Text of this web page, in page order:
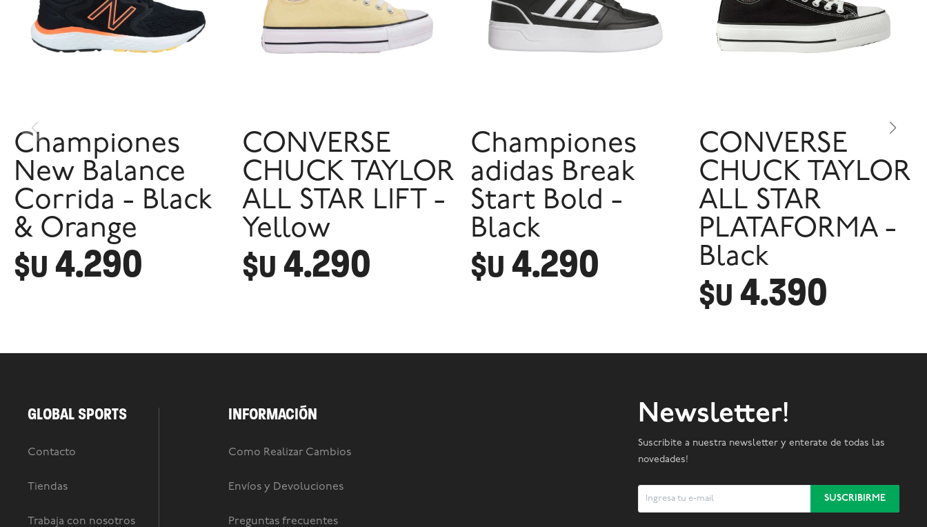
Championes
New Balance
Corrida - Black
& Orange
$U 4.290
CONVERSE
CHUCK TAYLOR
ALL STAR LIFT -
Yellow
$U 4.290
Championes
adidas Break
Start Bold -
Black
$U 4.290
CONVERSE
CHUCK TAYLOR
ALL STAR
PLATAFORMA -
Black
$U 4.390
GLOBAL SPORTS
Contacto
Tiendas
Trabaja con nosotros
INFORMACIÓN
Como Realizar Cambios
Envíos y Devoluciones
Preguntas frecuentes
Newsletter!
Suscribite a nuestra newsletter y enterate de todas las
novedades!
SUSCRIBIRME